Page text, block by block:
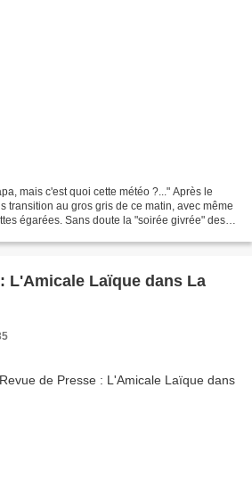
mais c'est quoi cette météo ?..." Après le
transition au gros gris de ce matin, avec même
égarées. Sans doute la "soirée givrée" des 7-
L'Amicale Laïque dans La